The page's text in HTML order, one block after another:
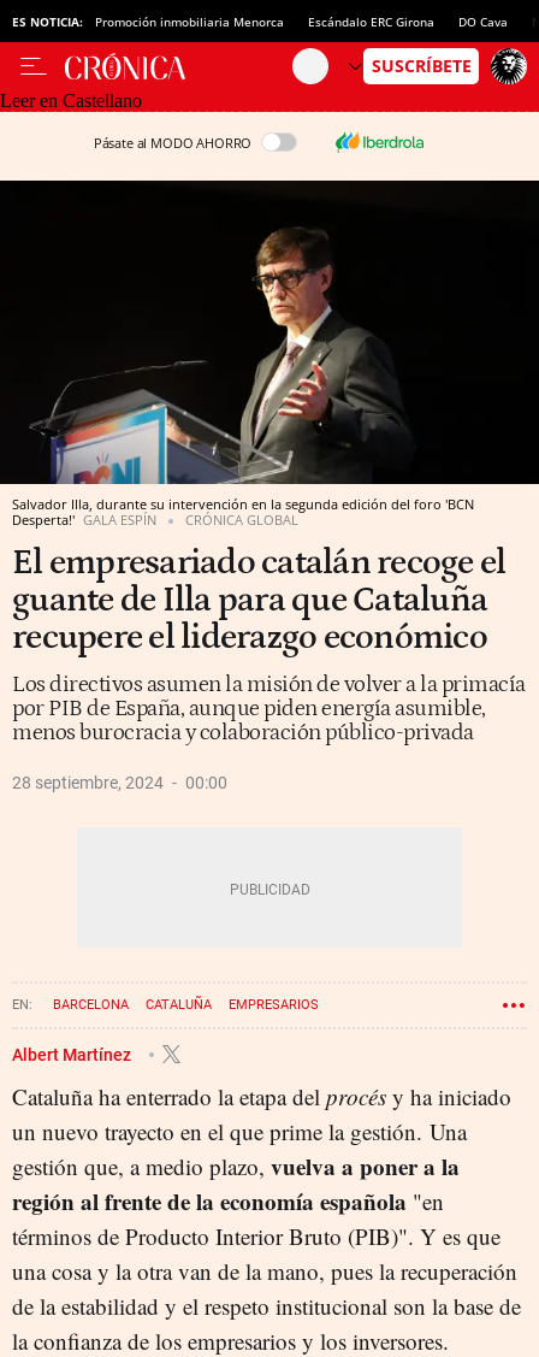
ES NOTICIA: Promoción inmobiliaria Menorca Escándalo ERC Girona DO Cava
Leer en Castellano
Pásate al MODO AHORRO
Salvador Illa, durante su intervención en la segunda edición del foro 'BCN
Desperta!' GALA ESPÍN CRÓNICA GLOBAL
El empresariado catalán recoge el
guante de Illa para que Cataluña
recupere el liderazgo económico
Los directivos asumen la misión de volver a la primacía
por PIB de España, aunque piden energía asumible,
menos burocracia y colaboración público-privada
28 septiembre, 2024 00:00
BARCELONA CATALUÑA EMPRESARIOS
GENERALITAT DE CATALUÑA
DESPERTA BCN!
Albert Martínez
Cataluña ha enterrado la etapa del procés y ha iniciado
un nuevo trayecto en el que prime la gestión. Una
gestión que, a medio plazo, vuelva a poner a la
región al frente de la economía española "en
términos de Producto Interior Bruto (PIB)". Y es que
una cosa y la otra van de la mano, pues la recuperación
de la estabilidad y el respeto institucional son la base de
la confianza de los empresarios y los inversores.